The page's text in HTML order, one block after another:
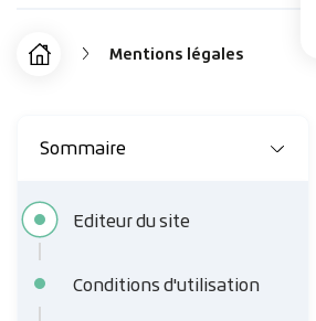
F
d
'
A
Accueil Mentions légales
Sommaire
Editeur du site
Conditions d'utilisation